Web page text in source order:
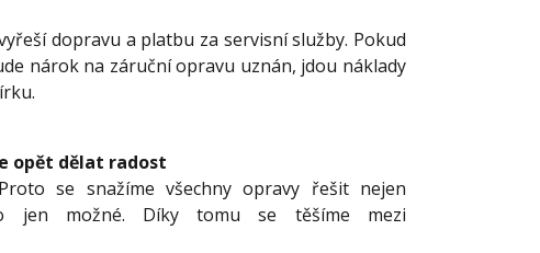
dopravu a platbu za servisní služby. Pokud
nárok na záruční opravu uznán, jdou náklady
opět dělat radost
se snažíme všechny opravy řešit nejen
jen možné. Díky tomu se těšíme mezi